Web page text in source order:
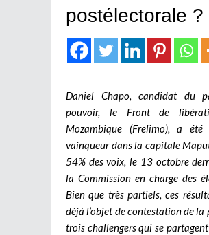
postélectorale ?
Daniel Chapo, candidat du
pouvoir, le Front de
Mozambique (Frelimo), a été
vainqueur dans la capitale
54% des voix, le 13 octobre
la Commission en charge des
Bien que très partiels, ces
déjà l’objet de contestation de la
trois challengers qui se